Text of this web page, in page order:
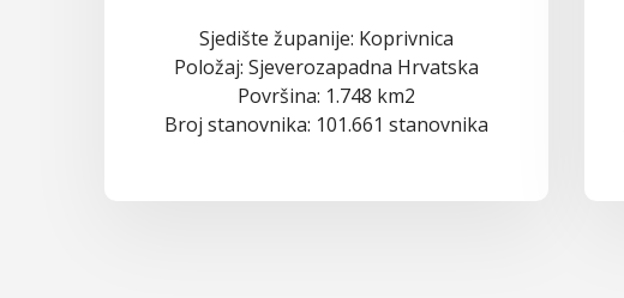
Sjedište županije: Koprivnica
Položaj: Sjeverozapadna Hrvatska
Površina: 1.748 km2
Broj stanovnika: 101.661 stanovnika